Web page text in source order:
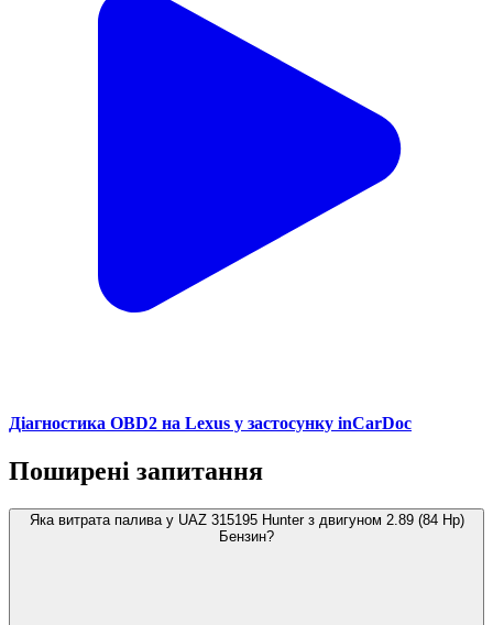
Діагностика OBD2 на Lexus у застосунку inCarDoc
Поширені запитання
Яка витрата палива у UAZ 315195 Hunter з двигуном 2.89 (84 Hp)
Бензин?